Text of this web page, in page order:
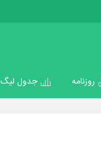
روزنامه جدول لیگ